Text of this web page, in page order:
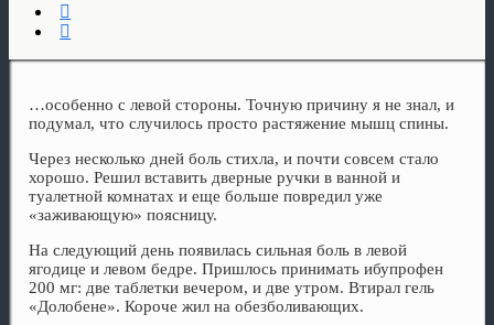
…особенно с левой стороны. Точную причину я не знал, и
подумал, что случилось просто растяжение мышц спины.
Через несколько дней боль стихла, и почти совсем стало
хорошо. Решил вставить дверные ручки в ванной и
туалетной комнатах и еще больше повредил уже
«заживающую» поясницу.
На следующий день появилась сильная боль в левой
ягодице и левом бедре. Пришлось принимать ибупрофен
200 мг: две таблетки вечером, и две утром. Втирал гель
«Долобене». Короче жил на обезболивающих.